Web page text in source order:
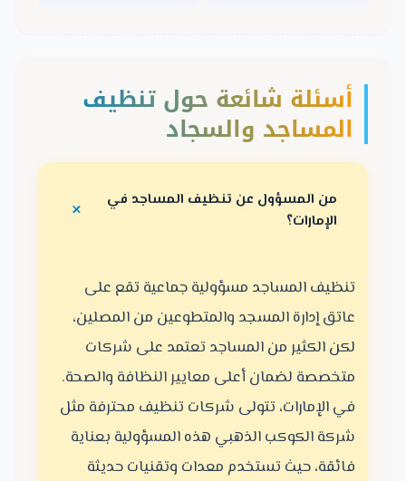
أسئلة شائعة حول تنظيف
المساجد والسجاد
من المسؤول عن تنظيف المساجد في
الإمارات؟
تنظيف المساجد مسؤولية جماعية تقع على
عاتق إدارة المسجد والمتطوعين من المصلين،
لكن الكثير من المساجد تعتمد على شركات
متخصصة لضمان أعلى معايير النظافة والصحة.
في الإمارات، تتولى شركات تنظيف محترفة مثل
شركة الكوكب الذهبي هذه المسؤولية بعناية
فائقة، حيث تستخدم معدات وتقنيات حديثة